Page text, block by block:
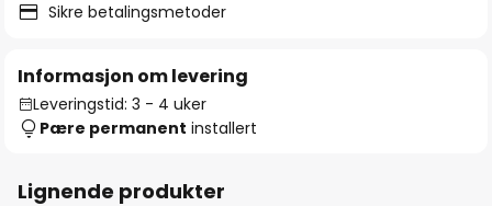
Sikre betalingsmetoder
Informasjon om levering
Leveringstid: 3 - 4 uker
Pære permanent installert
Lignende produkter